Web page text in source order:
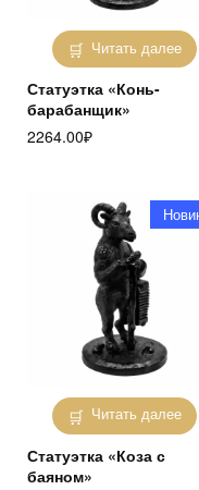
Читать далее
Статуэтка «Конь-
барабанщик»
2264.00₽
Читать далее
Статуэтка «Коза с
баяном»